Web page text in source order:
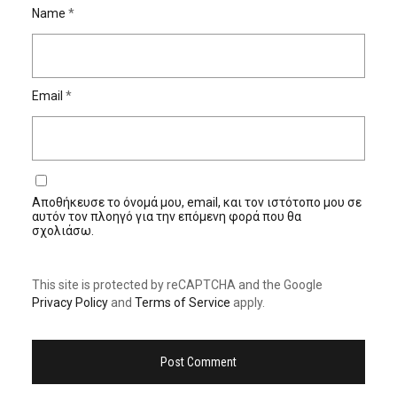
Name *
Email *
Αποθήκευσε το όνομά μου, email, και τον ιστότοπο μου σε
αυτόν τον πλοηγό για την επόμενη φορά που θα
σχολιάσω.
This site is protected by reCAPTCHA and the Google
Privacy Policyand Terms of Service apply.